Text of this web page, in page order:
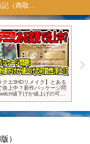
特定商取引法に基づく表記（商取引に関する開示）
ーム
クエ3HDリメイク】とある
炎上中？新作パッケージ問
値下げか値上げの可能
）